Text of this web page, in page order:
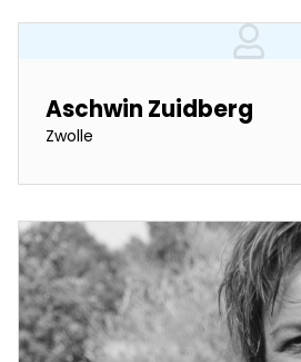
Aschwin Zuidberg
Zwolle